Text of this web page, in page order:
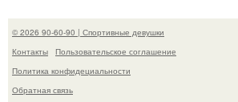
© 2026 90-60-90 | Спортивные девушки
Контакты
Пользовательское соглашение
Политика конфидециальности
Обратная связь